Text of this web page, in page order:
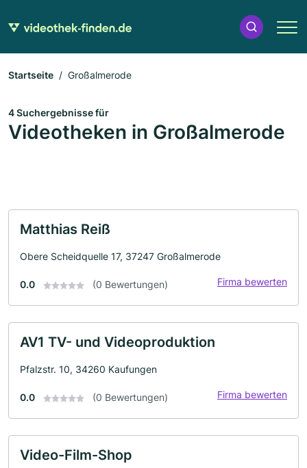
Startseite Großalmerode
4 Suchergebnisse für
Videotheken in Großalmerode
Matthias Reiß
Obere Scheidquelle 17, 37247 Großalmerode
0.0 (0 Bewertungen) Firma bewerten
AV1 TV- und Videoproduktion
Pfalzstr. 10, 34260 Kaufungen
0.0 (0 Bewertungen) Firma bewerten
Video-Film-Shop